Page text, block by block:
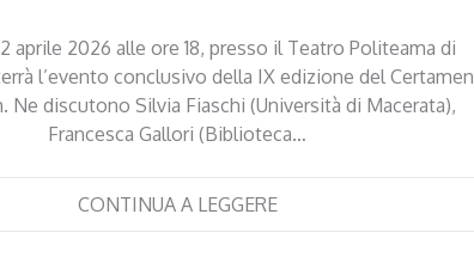
aprile 2026 alle ore 18, presso il Teatro Politeama di
l’evento conclusivo della IX edizione del Certamen
Ne discutono Silvia Fiaschi (Università di Macerata),
Francesca Gallori (Biblioteca…
CONTINUA A LEGGERE